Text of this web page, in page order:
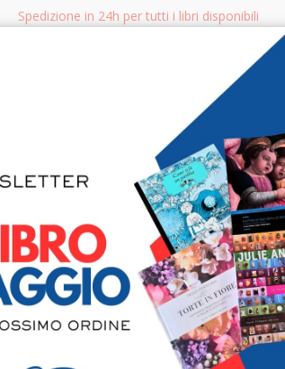
Spedizione in 24h per tutti i libri disponibili
LIBRI PER BAMBINI E RAGAZZI MANUALI - GUIDE -
Alter